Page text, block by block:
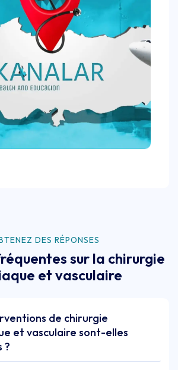
DES RÉPONSES
sur la chirurgie
et vasculaire
de chirurgie
et vasculaire sont-elles
?